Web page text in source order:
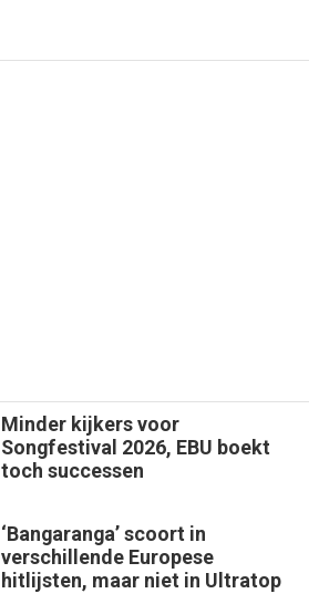
Minder kijkers voor
Songfestival 2026, EBU boekt
toch successen
‘Bangaranga’ scoort in
verschillende Europese
hitlijsten, maar niet in Ultratop